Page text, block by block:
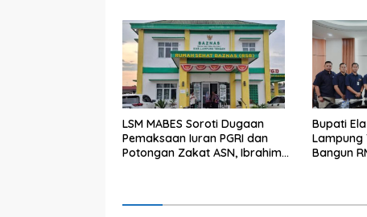
LSM MABES Soroti Dugaan
Pemaksaan Iuran PGRI dan
Potongan Zakat ASN, Ibrahim
Bupati
Lampung
Bangun